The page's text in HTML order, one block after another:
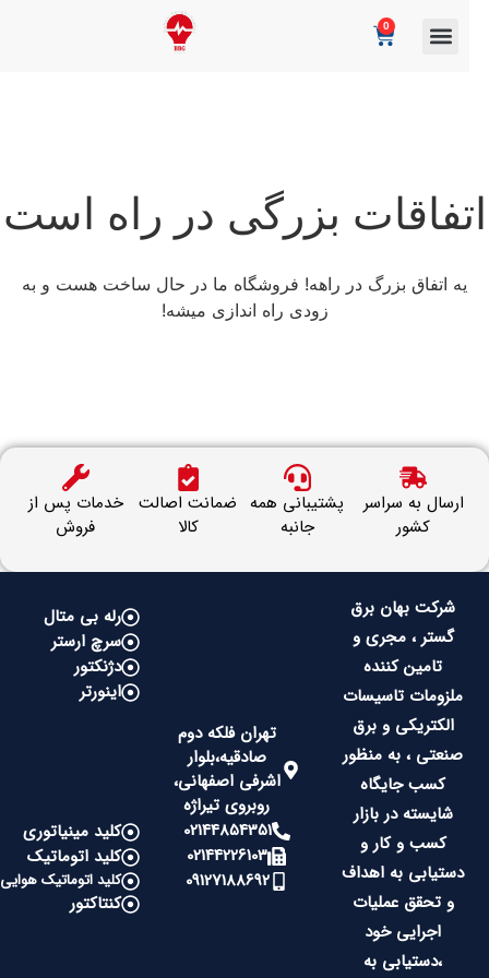
بزرگی در راه است
یه اتفاق بزرگ در راهه! فروشگاه ما در حال ساخت هست و به
زودی راه اندازی میشه!
ارسال به سراسر
کشور
پشتیبانی همه
جانبه
ضمانت اصالت
کالا
خدمات پس از
فروش
شرکت بهان برق
گستر ، مجری و
تامین کننده
ملزومات تاسیسات
الکتریکی و برق
صنعتی ، به منظور
کسب جایگاه
شایسته در بازار
کسب و کار و
دستیابی به اهداف
و تحقق عملیات
اجرایی خود
،دستیابی به
تهران فلکه دوم
صادقیه،بلوار
اشرفی اصفهانی،
روبروی تیراژه
02144854351
02144226103
09127188692
رله بی متال
سرچ ارستر
دژنکتور
اینورتر
کلید مینیاتوری
کلید اتوماتیک
کلید اتوماتیک هوایی
کنتاکتور